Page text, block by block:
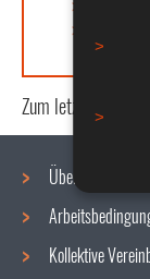
Zum letzten Mal
Über uns
Kollektive